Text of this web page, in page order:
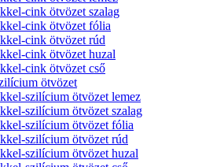
cink ötvözet szalag
cink ötvözet fólia
cink ötvözet rúd
cink ötvözet huzal
cink ötvözet cső
ötvözet
szilícium ötvözet lemez
szilícium ötvözet szalag
szilícium ötvözet fólia
szilícium ötvözet rúd
szilícium ötvözet huzal